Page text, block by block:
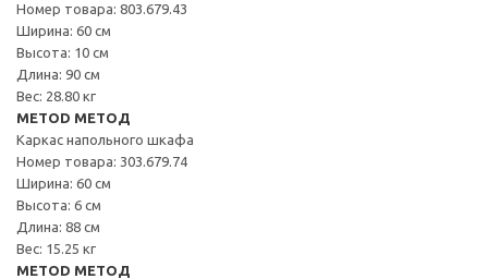
Номер товара: 803.679.43
Ширина: 60 см
Высота: 10 см
Длина: 90 см
Вес: 28.80 кг
METOD МЕТОД
Каркас напольного шкафа
Номер товара: 303.679.74
Ширина: 60 см
Высота: 6 см
Длина: 88 см
Вес: 15.25 кг
METOD МЕТОД